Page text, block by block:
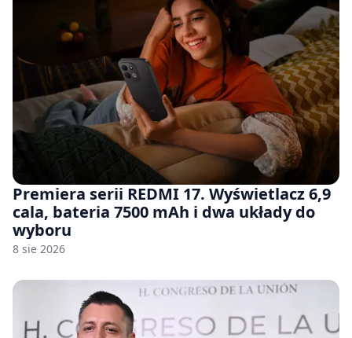
Premiera serii REDMI 17. Wyświetlacz 6,9
cala, bateria 7500 mAh i dwa układy do
wyboru
8 sie 2026